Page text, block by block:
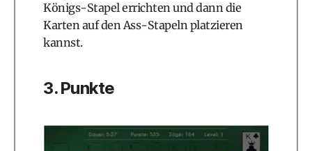
Königs-Stapel errichten und dann die
Karten auf den Ass-Stapeln platzieren
kannst.
3. Punkte